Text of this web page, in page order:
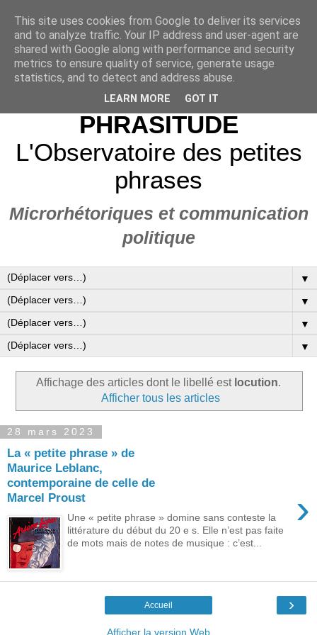
PHRASITUDE
L'Observatoire des petites
phrases
Microrhétoriques et communication
politique
▼
▼
▼
▼
Affichage des articles dont le libellé est locution.
Afficher tous les articles
28 mars 2023
La « petite phrase » de
Maurice Leblanc,
contemporaine de celle de
Marcel Proust
›
Une « petite phrase » domine sans conteste la
littérature du début du 20 e s. Elle n’est pas faite
de mots mais de notes de musique : c’est...
›
Accueil
Afficher la version Web
This site uses cookies from Google to deliver its services
and to analyze traffic. Your IP address and user-agent are
shared with Google along with performance and security
metrics to ensure quality of service, generate usage
statistics, and to detect and address abuse.
LEARN MORE GOT IT